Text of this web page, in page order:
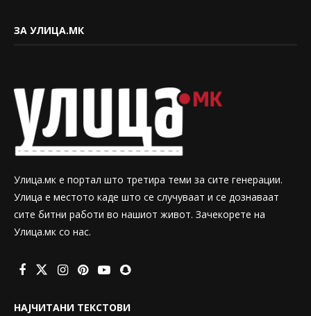
ЗА УЛИЦА.МК
Улица.мк е портал што третира теми за сите генерации.
Улица е местото каде што се случуваат и се дознаваат
сите битни работи во нашиот живот. Зачекорете на
Улица.мк со нас.
НАЈЧИТАНИ ТЕКСТОВИ